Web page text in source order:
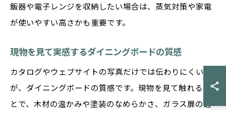
飯器や電子レンジを収納したい場合は、蒸気対策や家電
が使いやすい高さかも重要です。
現物を見て実感するダイニングボードの質感
カタログやウェブサイトの写真だけでは伝わりにくいの
が、ダイニングボードの質感です。現物を見て触れるこ
とで、木材の温かみや塗装のなめらかさ、ガラス扉の透